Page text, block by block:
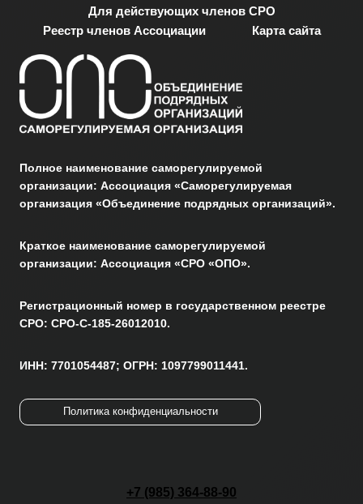
Для действующих членов СРО
Реестр членов Ассоциации
Карта сайта
Полное наименование саморегулируемой
организации: Ассоциация «Саморегулируемая
организация «Объединение подрядных организаций».
Краткое наименование саморегулируемой
организации: Ассоциация «СРО «ОПО».
Регистрационный номер в государственном реестре
СРО: СРО-С-185-26012010.
ИНН: 7701054487; ОГРН: 1097799011441.
Политика конфиденциальности
+7 (985) 364-88-90